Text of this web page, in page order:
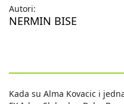
Autori:
NERMIN BISE
Kada su Alma Kovacic i